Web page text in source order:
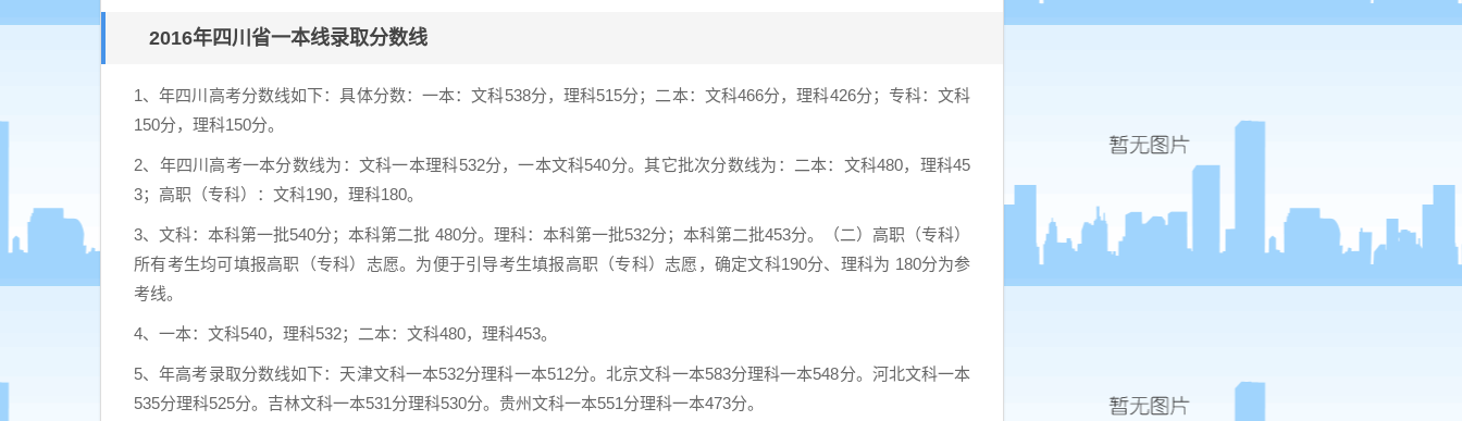
2016年四川省一本线录取分数线
1、年四川高考分数线如下：具体分数：一本：文科538分，理科515分；二本：文科466分，理科426分；专科：文科
150分，理科150分。
2、年四川高考一本分数线为：文科一本理科532分，一本文科540分。其它批次分数线为：二本：文科480，理科45
3；高职（专科）：文科190，理科180。
3、文科：本科第一批540分；本科第二批 480分。理科：本科第一批532分；本科第二批453分。（二）高职（专科）
所有考生均可填报高职（专科）志愿。为便于引导考生填报高职（专科）志愿，确定文科190分、理科为 180分为参
考线。
4、一本：文科540，理科532；二本：文科480，理科453。
5、年高考录取分数线如下：天津文科一本532分理科一本512分。北京文科一本583分理科一本548分。河北文科一本
535分理科525分。吉林文科一本531分理科530分。贵州文科一本551分理科一本473分。
查